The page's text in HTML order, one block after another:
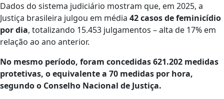
Dados do sistema judiciário mostram que, em 2025, a
Justiça brasileira julgou em média 42 casos de feminicídio
por dia, totalizando 15.453 julgamentos – alta de 17% em
relação ao ano anterior.
No mesmo período, foram concedidas 621.202 medidas
protetivas, o equivalente a 70 medidas por hora,
segundo o Conselho Nacional de Justiça.